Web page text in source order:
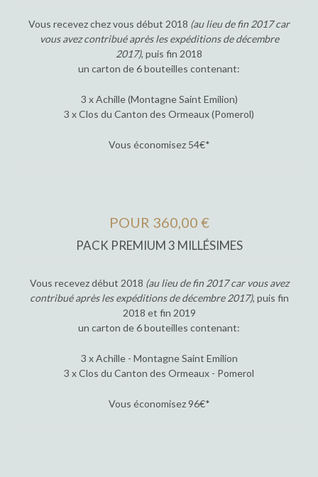
Vous recevez chez vous début 2018 (au lieu de fin 2017 car
vous avez contribué après les expéditions de décembre
2017), puis fin 2018
un carton de 6 bouteilles contenant:
3 x Achille (Montagne Saint Emilion)
3 x Clos du Canton des Ormeaux (Pomerol)
Vous économisez 54€*
POUR 360,00 €
PACK PREMIUM 3 MILLÉSIMES
Vous recevez début 2018 (au lieu de fin 2017 car vous avez
contribué après les expéditions de décembre 2017), puis fin
2018 et fin 2019
un carton de 6 bouteilles contenant:
3 x Achille - Montagne Saint Emilion
3 x Clos du Canton des Ormeaux - Pomerol
Vous économisez 96€*